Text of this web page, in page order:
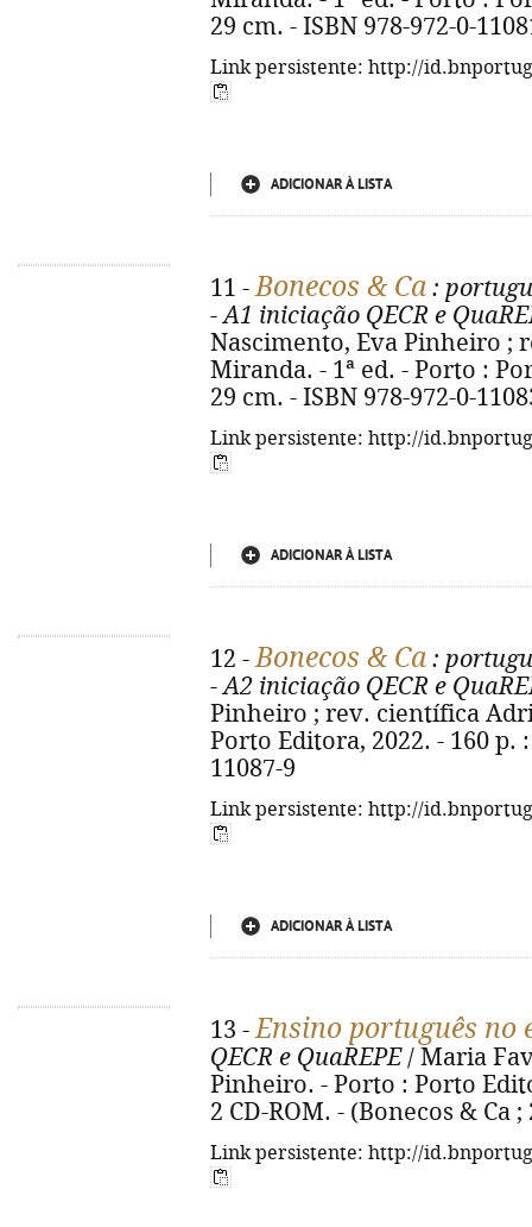
29 cm. - ISBN 978-972-0-
Link persistente: http://
ADICIONAR À LISTA
11 -Bonecos & Ca :
- A1 iniciação QECR e
Nascimento, Eva Pinheiro ;
Miranda. - 1ª ed. - Porto :
29 cm. - ISBN 978-972-0-
Link persistente: http://
ADICIONAR À LISTA
12 -Bonecos & Ca :
- A2 iniciação QECR e
Pinheiro ; rev. científica
Porto Editora, 2022. - 160 p.
11087-9
Link persistente: http://
ADICIONAR À LISTA
13 -Ensino português no
QECR e QuaREPE/ Maria
Pinheiro. - Porto : Porto
2 CD-ROM. - (Bonecos & Ca
Link persistente: http://